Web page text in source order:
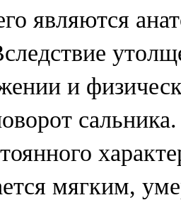
являются
и
мягким,